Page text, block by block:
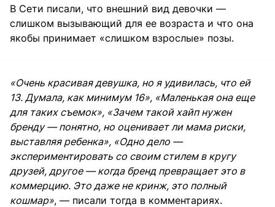
В Сети писали, что внешний вид девочки —
слишком вызывающий для ее возраста и что она
якобы принимает «слишком взрослые» позы.
«Очень красивая девушка, но я удивилась, что ей
13. Думала, как минимум 16», «Маленькая она еще
для таких съемок», «Зачем такой хайп нужен
бренду — понятно, но оценивает ли мама риски,
выставляя ребенка», «Одно дело —
экспериментировать со своим стилем в кругу
друзей, другое — когда бренд превращает это в
коммерцию. Это даже не кринж, это полный
кошмар», — писали тогда в комментариях.